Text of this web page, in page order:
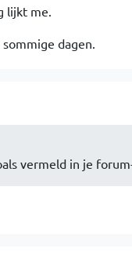
lijkt me.
dagen.
vermeld in je